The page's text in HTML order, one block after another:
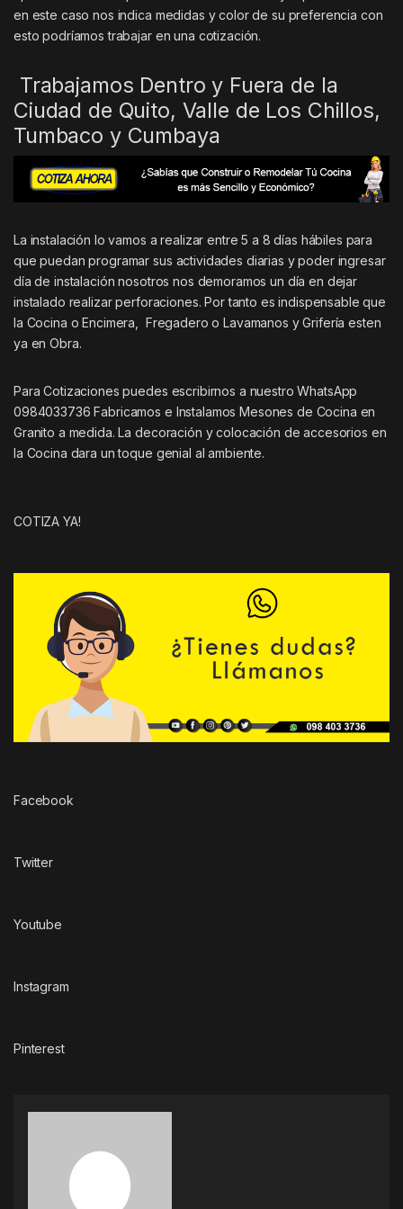
en este caso nos indica medidas y color de su preferencia con
esto podríamos trabajar en una cotización.
Trabajamos Dentro y Fuera de la
Ciudad de Quito, Valle de Los Chillos,
Tumbaco y Cumbaya
La instalación lo vamos a realizar entre 5 a 8 días hábiles para
que puedan programar sus actividades diarias y poder ingresar
día de instalación nosotros nos demoramos un día en dejar
instalado realizar perforaciones. Por tanto es indispensable que
la Cocina o Encimera, Fregadero o Lavamanos y Grifería esten
ya en Obra.
Para Cotizaciones puedes escribirnos a nuestro WhatsApp
0984033736 Fabricamos e Instalamos Mesones de Cocina en
Granito a medida. La decoración y colocación de accesorios en
la Cocina dara un toque genial al ambiente.
COTIZA YA!
Facebook
Twitter
Youtube
Instagram
Pinterest